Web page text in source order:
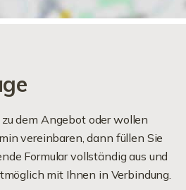
dem Angebot oder wollen
vereinbaren, dann füllen Sie
Formular vollständig aus und
mit Ihnen in Verbindung.